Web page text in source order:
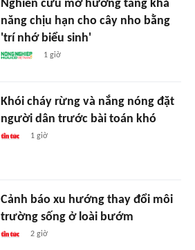
Nghiên cứu mở hướng tăng khả
năng chịu hạn cho cây nho bằng
'trí nhớ biểu sinh'
1 giờ
Khói cháy rừng và nắng nóng đặt
người dân trước bài toán khó
1 giờ
Cảnh báo xu hướng thay đổi môi
trường sống ở loài bướm
2 giờ